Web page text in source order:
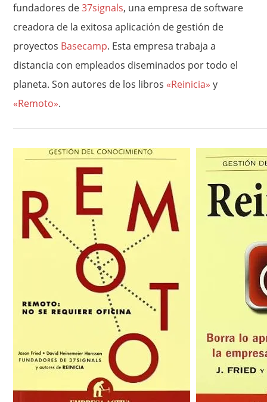
fundadores de37signals, una empresa de software
creadora de la exitosa aplicación de gestión de
proyectos Basecamp. Esta empresa trabaja a
distancia con empleados diseminados por todo el
planeta. Son autores de los libros «Reinicia» y
«Remoto».